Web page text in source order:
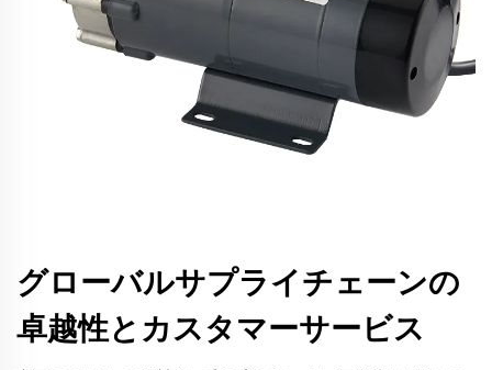
グローバルサプライチェーンの
卓越性とカスタマーサービス